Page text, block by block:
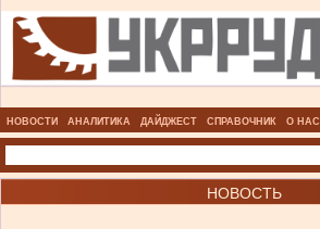
НОВОСТИ АНАЛИТИКА ДАЙДЖЕСТ СПРАВОЧНИК О НАС
НОВОСТЬ